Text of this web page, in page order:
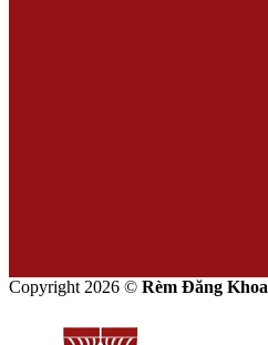
Copyright 2026 © Rèm Đăng Khoa